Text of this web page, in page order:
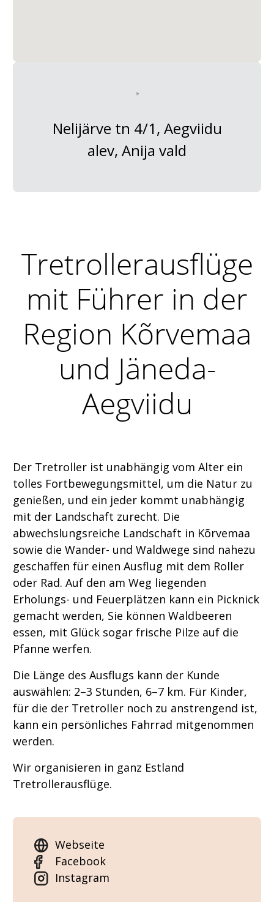
Nelijärve tn 4/1, Aegviidu
alev, Anija vald
Tretrollerausflüge
mit Führer in der
Region Kõrvemaa
und Jäneda-
Aegviidu
Der Tretroller ist unabhängig vom Alter ein
tolles Fortbewegungsmittel, um die Natur zu
genießen, und ein jeder kommt unabhängig
mit der Landschaft zurecht. Die
abwechslungsreiche Landschaft in Kõrvemaa
sowie die Wander- und Waldwege sind nahezu
geschaffen für einen Ausflug mit dem Roller
oder Rad. Auf den am Weg liegenden
Erholungs- und Feuerplätzen kann ein Picknick
gemacht werden, Sie können Waldbeeren
essen, mit Glück sogar frische Pilze auf die
Pfanne werfen.
Die Länge des Ausflugs kann der Kunde
auswählen: 2–3 Stunden, 6–7 km. Für Kinder,
für die der Tretroller noch zu anstrengend ist,
kann ein persönliches Fahrrad mitgenommen
werden.
Wir organisieren in ganz Estland
Tretrollerausflüge.
Webseite
Facebook
Instagram